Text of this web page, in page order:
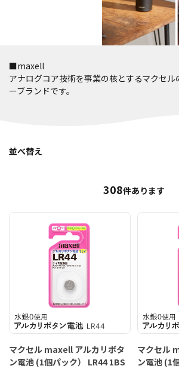
■maxell
アナログコア技術を事業の核とするマクセル
ーブランドです。
並べ替え
308件あります
マクセル maxell アルカリボタ
ン電池 (1個パック） LR44 1BS
マクセル
ン電池 (1